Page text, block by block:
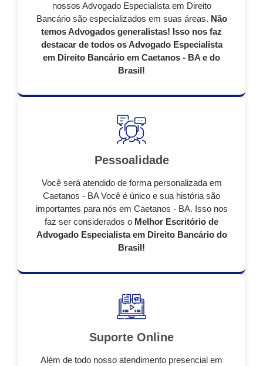
nossos Advogado Especialista em Direito
Bancário são especializados em suas áreas. Não
temos Advogados generalistas! Isso nos faz
destacar de todos os Advogado Especialista
em Direito Bancário em Caetanos - BA e do
Brasil!
Pessoalidade
Você será atendido de forma personalizada em
Caetanos - BA Você é único e sua história são
importantes para nós em Caetanos - BA. Isso nos
faz ser considerados o Melhor Escritório de
Advogado Especialista em Direito Bancário do
Brasil!
Suporte Online
Além de todo nosso atendimento presencial em